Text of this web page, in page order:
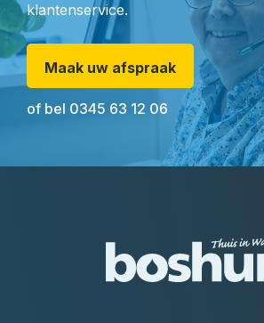
klantenservice.
Maak uw afspraak
of bel 0345 63 12 06